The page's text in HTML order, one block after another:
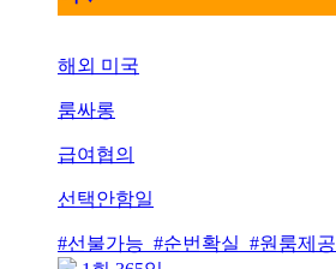
해외 미국
룸싸롱
급여협의
선택안함일
#선불가능 #순번확실 #원룸제공